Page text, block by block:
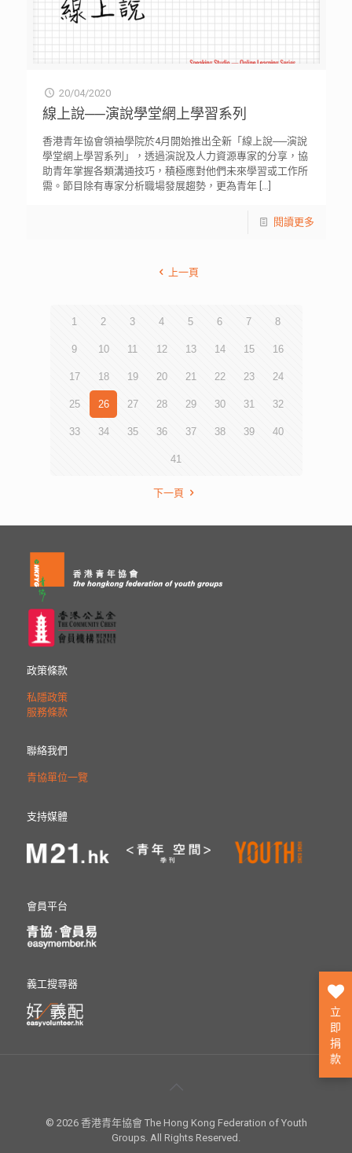
20/04/2020
線上說──演說學堂網上學習系列
香港青年協會領袖學院於4月開始推出全新「線上說──演說
學堂網上學習系列」，透過演說及人力資源專家的分享，協
助青年掌握各類溝通技巧，積極應對他們未來學習或工作所
需。節目除有專家分析職場發展趨勢，更為青年[…]
閱讀更多
上一頁
1 2 3 4 5 6 7 8
9 10 11 12 13 14 15 16
17 18 19 20 21 22 23 24
25 26 27 28 29 30 31 32
33 34 35 36 37 38 39 40
41
下一頁
政策條款
私隱政策
服務條款
聯絡我們
青協單位一覽
支持媒體
會員平台
義工搜尋器
© 2026 香港青年協會 The Hong Kong Federation of Youth
Groups. All Rights Reserved.
立
即
捐
款